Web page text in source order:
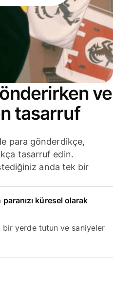
ve
tasarruf
para gönderdikçe,
tasarruf edin.
anda tek bir
küresel olarak
yerde tutun ve saniyeler